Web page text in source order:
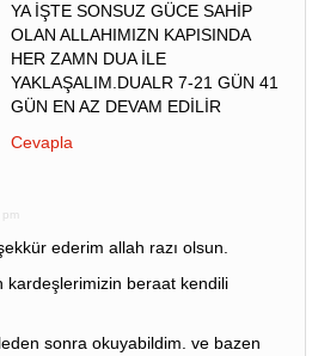
YA İŞTE SONSUZ GÜCE SAHİP
OLAN ALLAHIMIZN KAPISINDA
HER ZAMN DUA İLE
YAKLAŞALIM.DUALR 7-21 GÜN 41
GÜN EN AZ DEVAM EDİLİR
Cevapla
ederim allah razı olsun.
kardeşlerimizin beraat kendili
sonra okuyabildim. ve bazen